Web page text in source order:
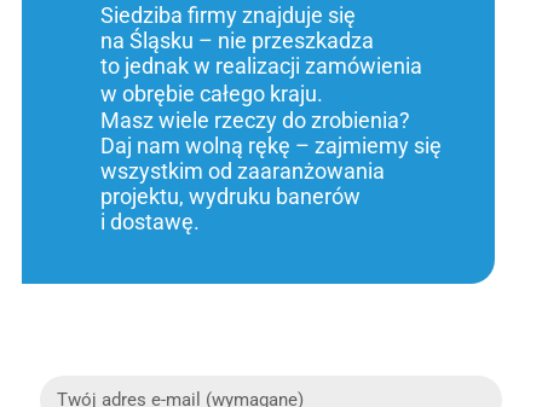
Siedziba firmy znajduje się
na Śląsku – nie przeszkadza
to jednak w realizacji zamówienia
w obrębie całego kraju.
Masz wiele rzeczy do zrobienia?
Daj nam wolną rękę – zajmiemy się
wszystkim od zaaranżowania
projektu, wydruku banerów
i dostawę.